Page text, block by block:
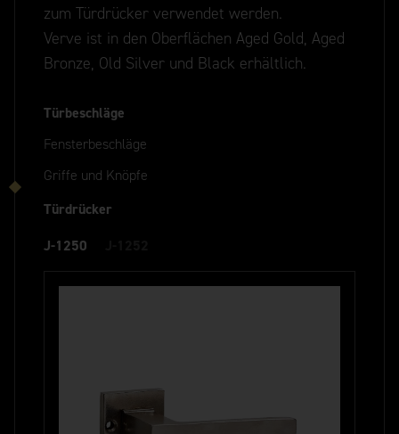
zum Türdrücker verwendet werden.
Verve ist in den Oberflächen Aged Gold, Aged
Bronze, Old Silver und Black erhältlich.
Türbeschläge
Fensterbeschläge
Griffe und Knöpfe
Türdrücker
J-1250